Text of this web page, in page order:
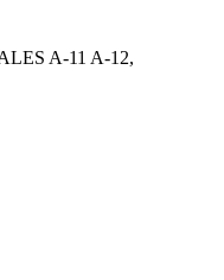
A-11 A-12,